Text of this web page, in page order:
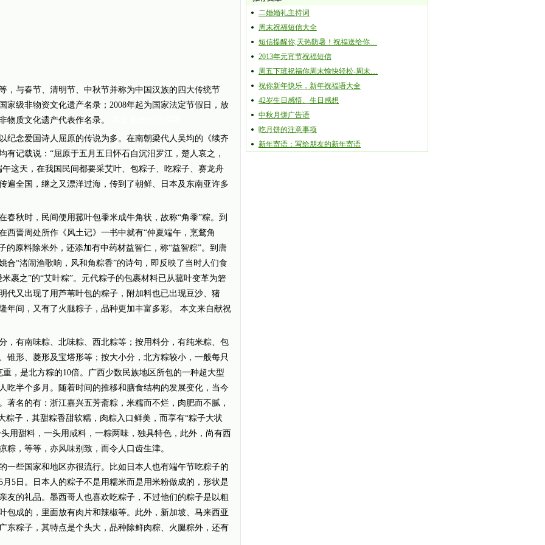
与春节、清明节、中秋节并称为中国汉族的四大传统节
家级非物资文化遗产名录；2008年起为国家法定节假日，放
物质文化遗产代表作名录。
念爱国诗人屈原的传说为多。在南朝梁代人吴均的《续齐
有记载说：“屈原于五月五日怀石自沉汨罗江，楚人哀之，
这天，在我国民间都要采艾叶、包粽子、吃粽子、赛龙舟
遍全国，继之又漂洋过海，传到了朝鲜、日本及东南亚许多
时，民间便用菰叶包黍米成牛角状，故称“角黍”粽。到
西晋周处所作《风土记》一书中就有“仲夏端午，烹鹜角
的原料除米外，还添加有中药材益智仁，称“益智粽”。到唐
合“渚闹渔歌响，风和角粽香”的诗句，即反映了当时人们食
裹之”的“艾叶粽”。元代粽子的包裹材料已从菰叶变革为箬
代又出现了用芦苇叶包的粽子，附加料也已出现豆沙、猪
年间，又有了火腿粽子，品种更加丰富多彩。 本文来自献祝
有南味粽、北味粽、西北粽等；按用料分，有纯米粽、包
锥形、菱形及宝塔形等；按大小分，北方粽较小，一般每只
，是北方粽的10倍。广西少数民族地区所包的一种超大型
吃半个多月。随着时间的推移和膳食结构的发展变化，当今
著名的有：浙江嘉兴五芳斋粽，米糯而不烂，肉肥而不腻，
粽子，其甜粽香甜软糯，肉粽入口鲜美，而享有“粽子大状
用甜料，一头用咸料，一粽两味，独具特色，此外，尚有西
粽，等等，亦风味别致，而令人口齿生津。
些国家和地区亦很流行。比如日本人也有端午节吃粽子的
5日。日本人的粽子不是用糯米而是用米粉做成的，形状是
友的礼品。墨西哥人也喜欢吃粽子，不过他们的粽子是以粗
包成的，里面放有肉片和辣椒等。此外，新加坡、马来西亚
东粽子，其特点是个头大，品种除鲜肉粽、火腿粽外，还有
二婚婚礼主持词
周末祝福短信大全
短信提醒你,天热防暑！祝福送给你…
2013年元宵节祝福短信
周五下班祝福你周末愉快轻松-周末…
祝你新年快乐，新年祝福语大全
42岁生日感悟、生日感想
中秋月饼广告语
吃月饼的注意事项
新年寄语：写给朋友的新年寄语